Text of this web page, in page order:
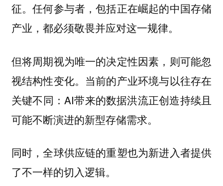
征。任何参与者，包括正在崛起的中国存储
产业，都必须敬畏并应对这一规律。
但将周期视为唯一的决定性因素，则可能忽
视结构性变化。当前的产业环境与以往存在
关键不同：AI带来的数据洪流正创造持续且
可能不断演进的新型存储需求。
同时，全球供应链的重塑也为新进入者提供
了不一样的切入逻辑。